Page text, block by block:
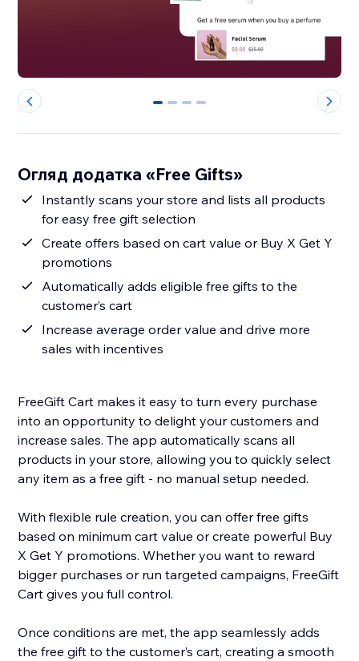
0 1 2 3
Огляд додатка «Free Gifts»
Instantly scans your store and lists all products
for easy free gift selection
Create offers based on cart value or Buy X Get Y
promotions
Automatically adds eligible free gifts to the
customer’s cart
Increase average order value and drive more
sales with incentives
FreeGift Cart makes it easy to turn every purchase
into an opportunity to delight your customers and
increase sales. The app automatically scans all
products in your store, allowing you to quickly select
any item as a free gift - no manual setup needed.
With flexible rule creation, you can offer free gifts
based on minimum cart value or create powerful Buy
X Get Y promotions. Whether you want to reward
bigger purchases or run targeted campaigns, FreeGift
Cart gives you full control.
Once conditions are met, the app seamlessly adds
the free gift to the customer’s cart, creating a smooth